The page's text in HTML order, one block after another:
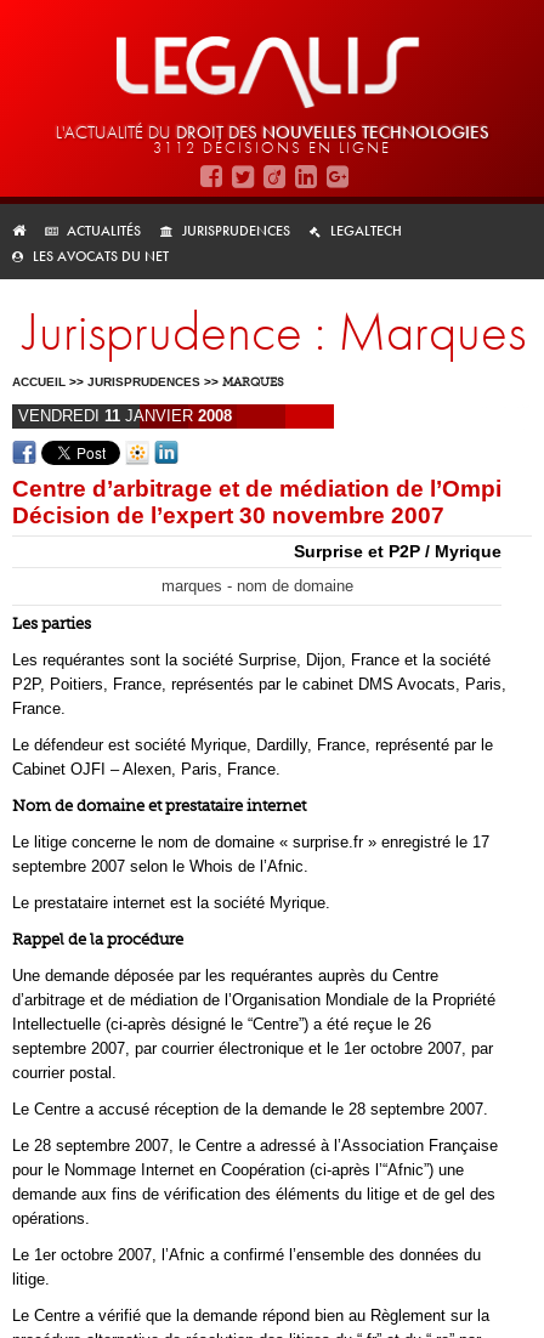
L'ACTUALITÉ DU DROIT DES NOUVELLES TECHNOLOGIES
3112 DÉCISIONS EN LIGNE
ACTUALITÉS JURISPRUDENCES
LEGALTECH
LES AVOCATS DU NET
Jurisprudence : Marques
ACCUEIL >> JURISPRUDENCES >> MARQUES
VENDREDI 11 JANVIER 2008
Centre d’arbitrage et de médiation de l’Ompi
Décision de l’expert 30 novembre 2007
Surprise et P2P / Myrique
marques - nom de domaine
Les parties
Les requérantes sont la société Surprise, Dijon, France et la société
P2P, Poitiers, France, représentés par le cabinet DMS Avocats, Paris,
France.
Le défendeur est société Myrique, Dardilly, France, représenté par le
Cabinet OJFI – Alexen, Paris, France.
Nom de domaine et prestataire internet
Le litige concerne le nom de domaine « surprise.fr » enregistré le 17
septembre 2007 selon le Whois de l’Afnic.
Le prestataire internet est la société Myrique.
Rappel de la procédure
Une demande déposée par les requérantes auprès du Centre
d’arbitrage et de médiation de l’Organisation Mondiale de la Propriété
Intellectuelle (ci-après désigné le “Centre”) a été reçue le 26
septembre 2007, par courrier électronique et le 1er octobre 2007, par
courrier postal.
Le Centre a accusé réception de la demande le 28 septembre 2007.
Le 28 septembre 2007, le Centre a adressé à l’Association Française
pour le Nommage Internet en Coopération (ci-après l’“Afnic”) une
demande aux fins de vérification des éléments du litige et de gel des
opérations.
Le 1er octobre 2007, l’Afnic a confirmé l’ensemble des données du
litige.
Le Centre a vérifié que la demande répond bien au Règlement sur la